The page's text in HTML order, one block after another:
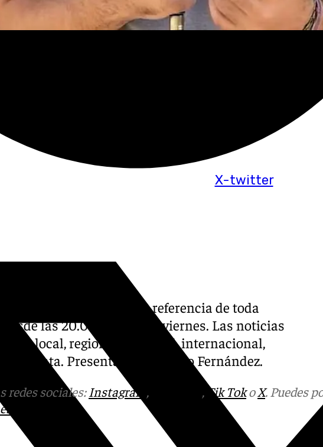
X-twitter
es el informativo de referencia de toda
las 20.00 de lunes a viernes. Las noticias
local, regional, nacional, internacional,
Santa. Presentado por Darío Fernández.
redes sociales: Instagram , , Tik TokoX. Puedes